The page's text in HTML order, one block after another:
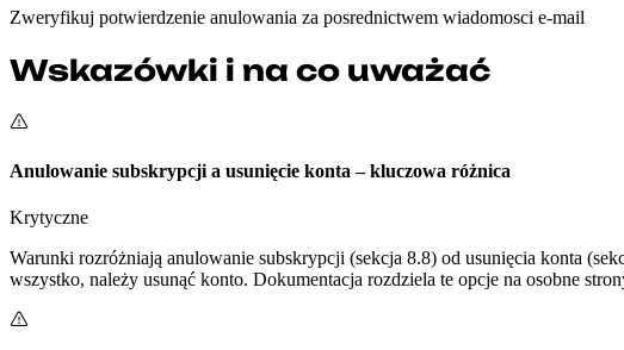
Zweryfikuj potwierdzenie anulowania za posrednictwem wiadomosci e-mail
Wskazówki i na co uważać
Anulowanie subskrypcji a usunięcie konta – kluczowa różnica
Krytyczne
Warunki rozróżniają anulowanie subskrypcji (sekcja 8.8) od usunięcia konta
wszystko, należy usunąć konto. Dokumentacja rozdziela te opcje na osobne